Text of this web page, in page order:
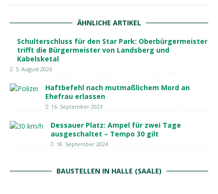
ÄHNLICHE ARTIKEL
Schulterschluss für den Star Park: Oberbürgermeister
trifft die Bürgermeister von Landsberg und
Kabelsketal
5. August 2026
Haftbefehl nach mutmaßlichem Mord an
Ehefrau erlassen
16. September 2023
Dessauer Platz: Ampel für zwei Tage
ausgeschaltet – Tempo 30 gilt
18. September 2024
BAUSTELLEN IN HALLE (SAALE)